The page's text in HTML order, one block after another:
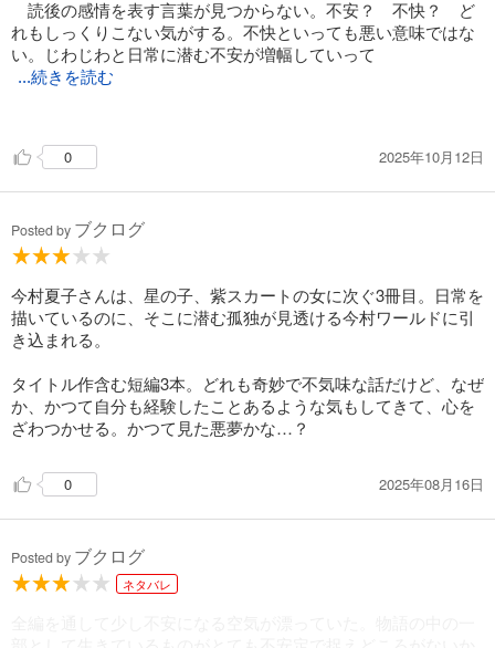
読後の感情を表す言葉が見つからない。不安？ 不快？ ど
れもしっくりこない気がする。不快といっても悪い意味ではな
い。じわじわと日常に潜む不安が増幅していって
...続きを読む
あひるや両親、子どもたち、「わたし」までもが、なんだか
異様な存在に見えてくる。
思った。気持ちはわからないでもないが、残酷というか、冷た
いというか。
0 2025年10月12日
Posted by ブクログ
今村夏子さんは、星の子、紫スカートの女に次ぐ3冊目。日常を
描いているのに、そこに潜む孤独が見透ける今村ワールドに引
き込まれる。
タイトル作含む短編3本。どれも奇妙で不気味な話だけど、なぜ
か、かつて自分も経験したことあるような気もしてきて、心を
ざわつかせる。かつて見た悪夢かな…？
0 2025年08月16日
Posted by ブクログ
ネタバレ